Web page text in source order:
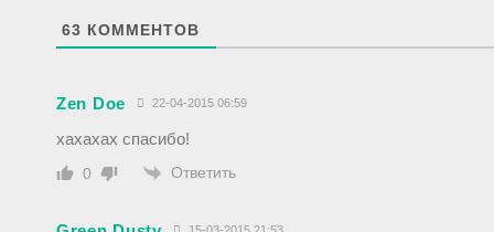
63 КОММЕНТОВ
Zen Doe 22-04-2015 06:59
хахахах спасибо!
0 Ответить
15-03-2015 21:53